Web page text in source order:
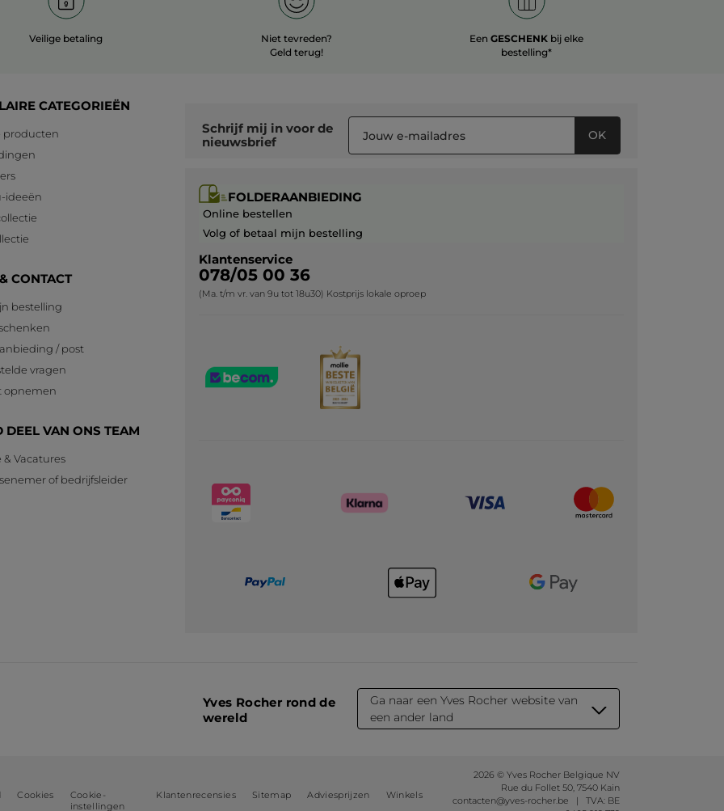
Veilige betaling
Niet tevreden?
Geld terug!
Een GESCHENK bij elke
bestelling*
CATEGORIEËN
producten
ideeën
CONTACT
bestelling
/ post
vragen
opnemen
DEEL VAN ONS TEAM
& Vacatures
of bedrijfsleider
Schrijf mij in voor de
nieuwsbrief
OK
FOLDERAANBIEDING
Online bestellen
Volg of betaal mijn bestelling
Klantenservice
078/05 00 36
(Ma. t/m vr. van 9u tot 18u30) Kostprijs lokale oproep
Yves Rocher rond de
wereld
Ga naar een Yves Rocher website van
een ander land
Cookies
Cookie-
instellingen
Klantenrecensies Sitemap Adviesprijzen Winkels
2026 © Yves Rocher Belgique NV
Rue du Follet 50, 7540 Kain
contacten@yves-rocher.be | TVA: BE